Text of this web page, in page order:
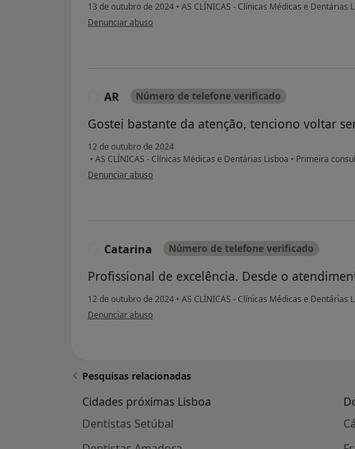
13 de outubro de 2024 • AS CLÍNICAS - Clínicas Médicas e Dentárias
na opinião do utilizador Miguel P
Denunciar abuso
AR Número de telefone verificado
Gostei bastante da atenção, tenciono voltar
12 de outubro de 2024
• AS CLÍNICAS - Clínicas Médicas e Dentárias Lisboa • Primeira
na opinião do utilizador AR
Denunciar abuso
Catarina Número de telefone verificado
Profissional de excelência. Desde o
12 de outubro de 2024 • AS CLÍNICAS - Clínicas Médicas e Dentárias
na opinião do utilizador Catarina
Denunciar abuso
Pesquisas relacionadas
Cidades próximas Lisboa
Dentistas Setúbal